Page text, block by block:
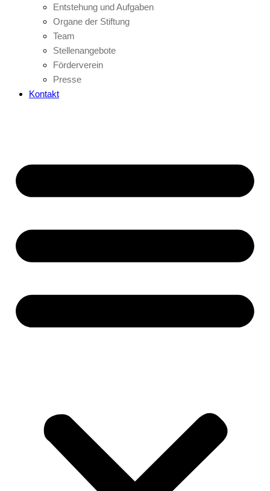
Entstehung und Aufgaben
Organe der Stiftung
Team
Stellenangebote
Förderverein
Presse
Kontakt